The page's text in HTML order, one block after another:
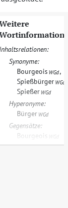
Inhaltsrelationen:
Synonyme:
Bourgeois WGd,
Spießbürger WGd
Spießer WGd
Hyperonyme:
Bürger WGd
Gegensätze:
Bourgeois
WGd